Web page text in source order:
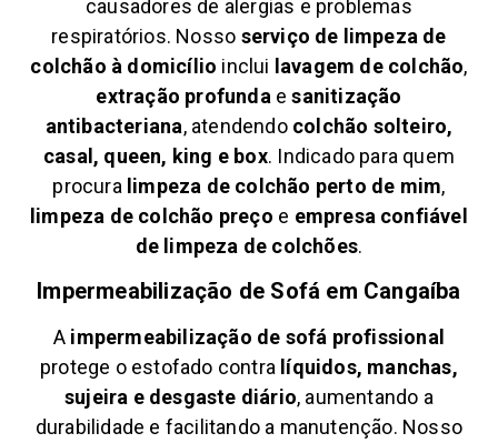
causadores de alergias e problemas
respiratórios. Nosso serviço de limpeza de
colchão à domicílio inclui lavagem de colchão,
extração profunda esanitização
antibacteriana, atendendo colchão solteiro,
casal, queen, king e box. Indicado para quem
procura limpeza de colchão perto de mim,
limpeza de colchão preço e empresa confiável
de limpeza de colchões.
Impermeabilização de Sofá em Cangaíba
A impermeabilização de sofá profissional
protege o estofado contra líquidos, manchas,
sujeira e desgaste diário, aumentando a
durabilidade e facilitando a manutenção. Nosso